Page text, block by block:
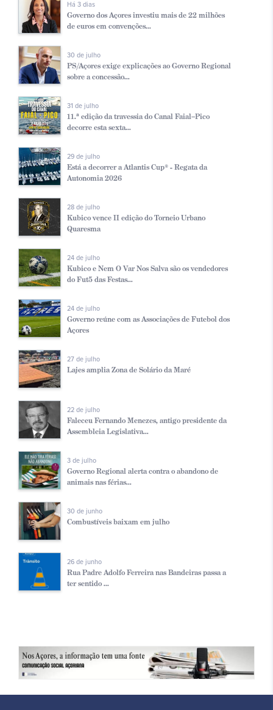
Há 3 dias
Governo dos Açores investiu mais de 22 milhões
de euros em convenções...
30 de julho
PS/Açores exige explicações ao Governo Regional
sobre a concessão...
31 de julho
11.ª edição da travessia do Canal Faial–Pico
decorre esta sexta...
29 de julho
Está a decorrer a Atlantis Cup® - Regata da
Autonomia 2026
28 de julho
Kubico vence II edição do Torneio Urbano
Quaresma
24 de julho
Kubico e Nem O Var Nos Salva são os vendedores
do Fut5 das Festas...
24 de julho
Governo reúne com as Associações de Futebol dos
Açores
27 de julho
Lajes amplia Zona de Solário da Maré
22 de julho
Faleceu Fernando Menezes, antigo presidente da
Assembleia Legislativa...
3 de julho
Governo Regional alerta contra o abandono de
animais nas férias...
30 de junho
Combustíveis baixam em julho
26 de junho
Rua Padre Adolfo Ferreira nas Bandeiras passa a
ter sentido ...